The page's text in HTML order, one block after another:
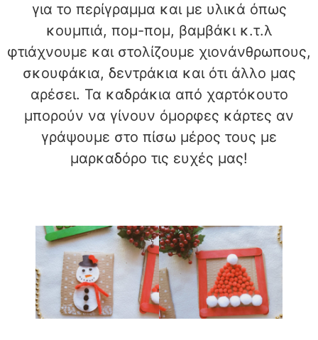
για το περίγραμμα και με υλικά όπως
κουμπιά, πομ-πομ, βαμβάκι κ.τ.λ
φτιάχνουμε και στολίζουμε χιονάνθρωπους,
σκουφάκια, δεντράκια και ότι άλλο μας
αρέσει. Τα καδράκια από χαρτόκουτο
μπορούν να γίνουν όμορφες κάρτες αν
γράψουμε στο πίσω μέρος τους με
μαρκαδόρο τις ευχές μας!